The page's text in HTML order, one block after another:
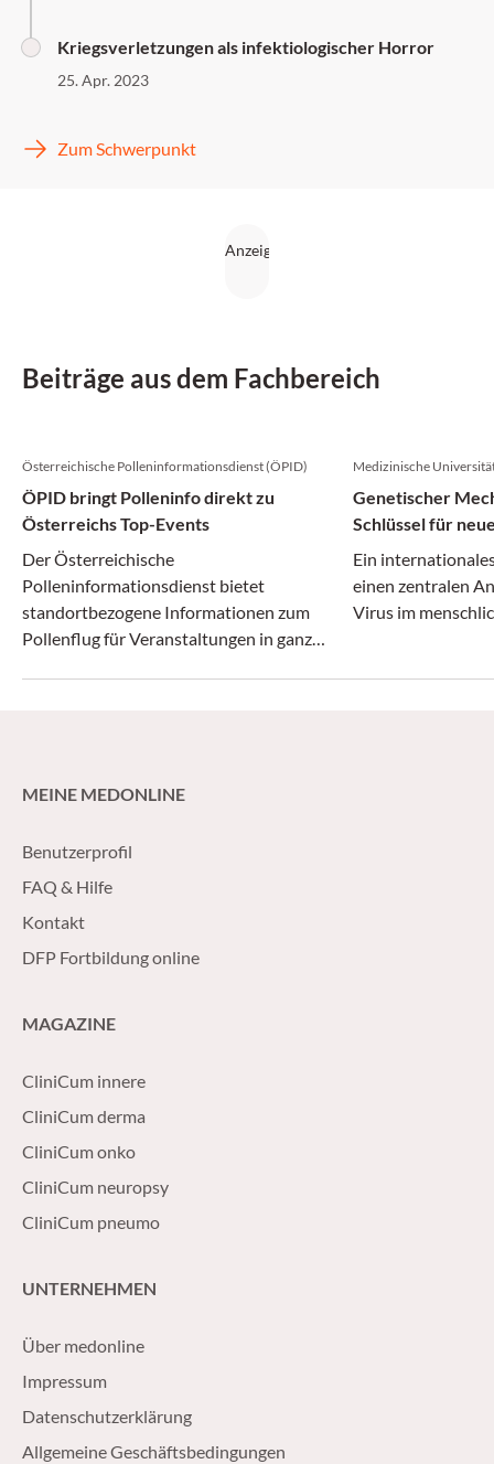
Kriegsverletzungen als infektiologischer Horror
25. Apr. 2023
Zum Schwerpunkt
Beiträge aus dem Fachbereich
Österreichische Polleninformationsdienst (ÖPID)
ÖPID bringt Polleninfo direkt zu
Österreichs Top-Events
Der Österreichische
Polleninformationsdienst bietet
standortbezogene Informationen zum
Pollenflug für Veranstaltungen in ganz
Medizinische
Genetischer
Schlüssel für
Ein
einen zentralen
Virus im
MEINE MEDONLINE
Benutzerprofil
FAQ & Hilfe
Kontakt
DFP Fortbildung online
MAGAZINE
CliniCum innere
CliniCum derma
CliniCum onko
CliniCum neuropsy
CliniCum pneumo
UNTERNEHMEN
Über medonline
Impressum
Datenschutzerklärung
Allgemeine Geschäftsbedingungen